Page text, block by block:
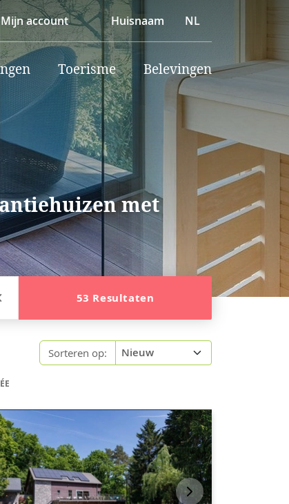
Mijn account Huisnaam NL
Toerisme Belevingen
met
53 Resultaten
Sorteren op: